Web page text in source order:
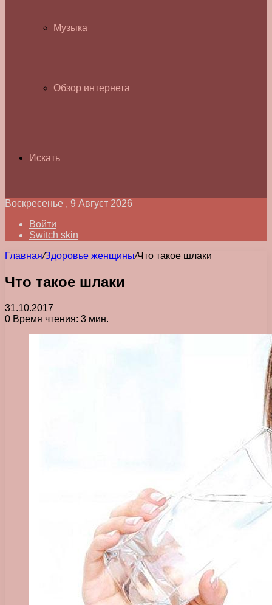
Музыка
Обзор интернета
Искать
Воскресенье , 9 Август 2026
Войти
Switch skin
Главная/Здоровье женщины/Что такое шлаки
Что такое шлаки
31.10.2017
0 Время чтения: 3 мин.